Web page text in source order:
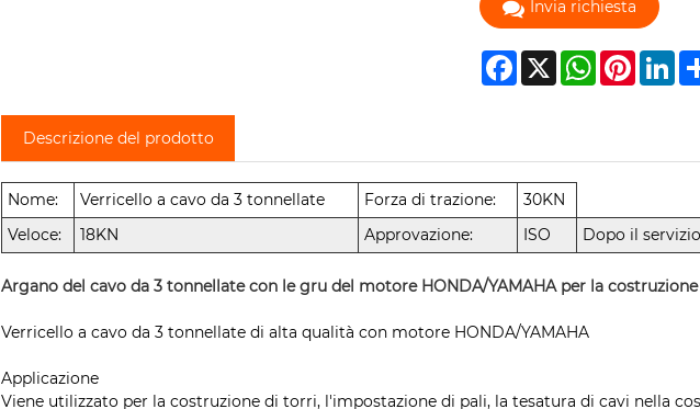
Invia richiesta
Facebook
X WhatsApp
Pinterest
Descrizione del prodotto
Nome: Verricello a cavo da 3 tonnellate Forza di trazione:
30KN
Veloce:
18KN Approvazione: ISO Dopo il
Argano del cavo da 3 tonnellate con le gru del motore HONDA/YAMAHA per la
Verricello a cavo da 3 tonnellate di alta qualità con motore HONDA/YAMAHA
Applicazione
Viene utilizzato per la costruzione di torri, l'impostazione di pali, la tesatura di cavi nella